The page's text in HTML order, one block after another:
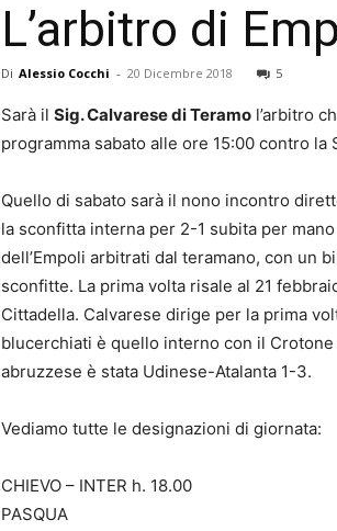
L’arbitro di
Di Alessio Cocchi - 20 Dicembre 2018 5
Sarà il Sig. Calvarese di Teramo l’arbitro
programma sabato alle ore 15:00 contro la
Quello di sabato sarà il nono incontro
la sconfitta interna per 2-1 subita per
dell’Empoli arbitrati dal teramano, con un
sconfitte. La prima volta risale al 21
Cittadella. Calvarese dirige per la prima
blucerchiati è quello interno con il
abruzzese è stata Udinese-Atalanta 1-3.
Vediamo tutte le designazioni di giornata:
CHIEVO – INTER h. 18.00
PASQUA